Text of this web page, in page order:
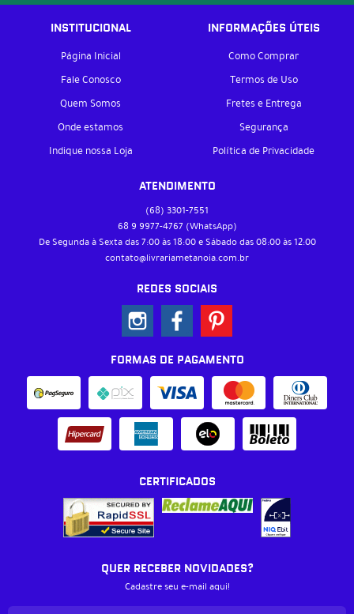
INSTITUCIONAL
Página Inicial
Fale Conosco
Quem Somos
Onde estamos
Indique nossa Loja
INFORMAÇÕES ÚTEIS
Como Comprar
Termos de Uso
Fretes e Entrega
Segurança
Política de Privacidade
ATENDIMENTO
(68) 3301-7551
68 9 9977-4767 (WhatsApp)
De Segunda à Sexta das 7:00 às 18:00 e Sábado das 08:00 às 12:00
contato@livrariametanoia.com.br
REDES SOCIAIS
FORMAS DE PAGAMENTO
CERTIFICADOS
QUER RECEBER NOVIDADES?
Cadastre seu e-mail aqui!